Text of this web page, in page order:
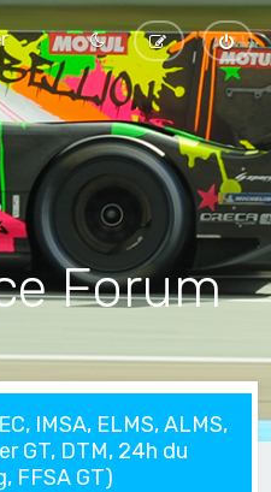
Forum
IMSA, ELMS, ALMS,
GT, DTM, 24h du
FFSA GT)